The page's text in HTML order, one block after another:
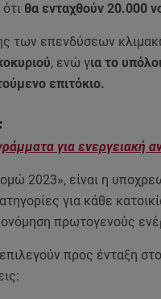
θα ενταχθούν 20.000
των επενδύσεων
, ενώ για το
επιτόκιο.
για ενεργειακή
2023», είναι η
για κάθε
πρωτογενούς
προς ένταξη